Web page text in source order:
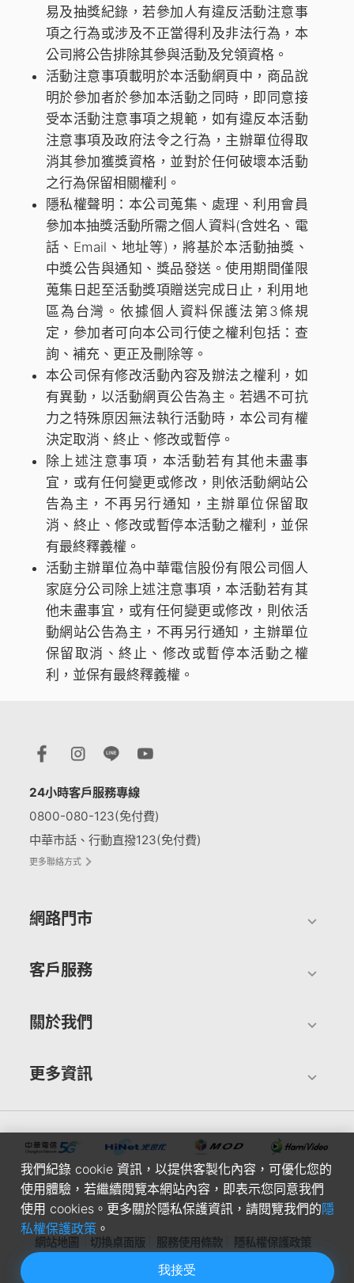
易及抽獎紀錄，若參加人有違反活動注意事
項之行為或涉及不正當得利及非法行為，本
公司將公告排除其參與活動及兌領資格。
活動注意事項載明於本活動網頁中，商品說
明於參加者於參加本活動之同時，即同意接
受本活動注意事項之規範，如有違反本活動
注意事項及政府法令之行為，主辦單位得取
消其參加獲獎資格，並對於任何破壞本活動
之行為保留相關權利。
隱私權聲明：本公司蒐集、處理、利用會員
參加本抽獎活動所需之個人資料(含姓名、電
話、Email、地址等)，將基於本活動抽獎、
中獎公告與通知、獎品發送。使用期間僅限
蒐集日起至活動獎項贈送完成日止，利用地
區為台灣。依據個人資料保護法第3條規
定，參加者可向本公司行使之權利包括：查
詢、補充、更正及刪除等。
本公司保有修改活動內容及辦法之權利，如
有異動，以活動網頁公告為主。若遇不可抗
力之特殊原因無法執行活動時，本公司有權
決定取消、終止、修改或暫停。
除上述注意事項，本活動若有其他未盡事
宜，或有任何變更或修改，則依活動網站公
告為主，不再另行通知，主辦單位保留取
消、終止、修改或暫停本活動之權利，並保
有最終釋義權。
活動主辦單位為中華電信股份有限公司個人
家庭分公司除上述注意事項，本活動若有其
他未盡事宜，或有任何變更或修改，則依活
動網站公告為主，不再另行通知，主辦單位
保留取消、終止、修改或暫停本活動之權
利，並保有最終釋義權。
24小時客戶服務專線
0800-080-123(免付費)
中華市話、行動直撥123(免付費)
更多聯絡方式
網路門市
客戶服務
關於我們
更多資訊
網站地圖 切換桌面版 服務使用條款 隱私權保護政策
中華電信股份有限公司個人家庭分公司(統一編號：96979949) ©
我們紀錄 cookie 資訊，以提供客製化內容，可優化您的
使用體驗，若繼續閱覽本網站內容，即表示您同意我們
使用 cookies。更多關於隱私保護資訊，請閱覽我們的隱
私權保護政策。
我接受